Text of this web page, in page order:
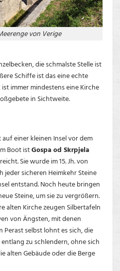
von Verige
die schmalste Stelle ist
Schiffe ist das eine echte
immer mindestens eine Kirche
in Sichtweite.
einer kleinen Insel vor dem
Boot istGospa od Skrpjela
Sie wurde im 15. Jh. von
jeder sicheren Heimkehr Steine
entstand. Noch heute bringen
Steine, um sie zu vergrößern.
alten Kirche zeugen Silbertafeln
von Ängsten, mit denen
Perast selbst lohnt es sich, die
entlang zu schlendern, ohne sich
alten Gebäude oder die Berge